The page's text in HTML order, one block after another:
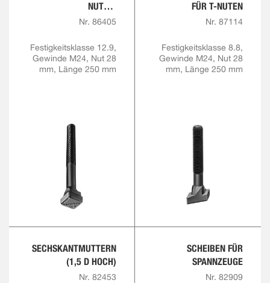
NUTEN,
FESTIGKEITSKLASSE
Nr. 86405
Festigkeitsklasse 12.9,
Gewinde M24, Nut 28
mm, Länge 250 mm
FÜR T-NUTEN
Nr. 87114
Festigkeitsklasse 8.8,
Gewinde M24, Nut 28
mm, Länge 250 mm
SECHSKANTMUTTERN
(1,5 D HOCH)
Nr. 82453
SCHEIBEN FÜR
SPANNZEUGE
Nr. 82909